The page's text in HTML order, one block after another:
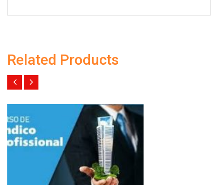
Related Products